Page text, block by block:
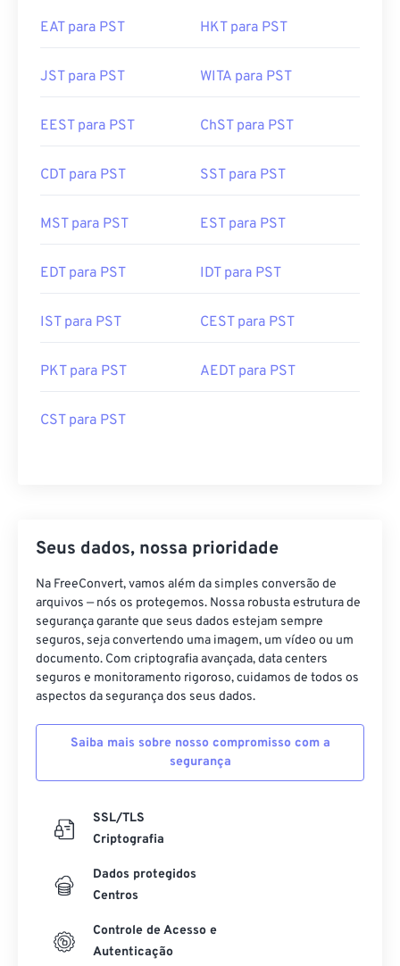
EAT para PST HKT para PST
JST para PST WITA para PST
EEST para PST ChST para PST
CDT para PST SST para PST
MST para PST EST para PST
EDT para PST IDT para PST
IST para PST CEST para PST
PKT para PST AEDT para PST
CST para PST
Seus dados, nossa prioridade
Na FreeConvert, vamos além da simples conversão de
arquivos — nós os protegemos. Nossa robusta estrutura de
segurança garante que seus dados estejam sempre
seguros, seja convertendo uma imagem, um vídeo ou um
documento. Com criptografia avançada, data centers
seguros e monitoramento rigoroso, cuidamos de todos os
aspectos da segurança dos seus dados.
Saiba mais sobre nosso compromisso com a
segurança
SSL/TLS
Criptografia
Dados protegidos
Centros
Controle de Acesso e
Autenticação